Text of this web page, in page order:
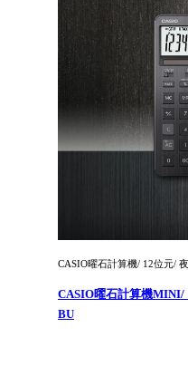
CASIO曜石計算機/ 12位元/
CASIO曜石計算機MINI/
BU